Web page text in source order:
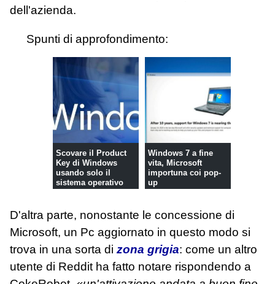
dell'azienda.
Spunti di approfondimento:
Scovare il Product
Key di Windows
usando solo il
sistema operativo
Windows 7 a fine
vita, Microsoft
importuna coi pop-
up
D'altra parte, nonostante le concessione di
Microsoft, un Pc aggiornato in questo modo si
trova in una sorta di zona grigia: come un altro
utente di Reddit ha fatto notare rispondendo a